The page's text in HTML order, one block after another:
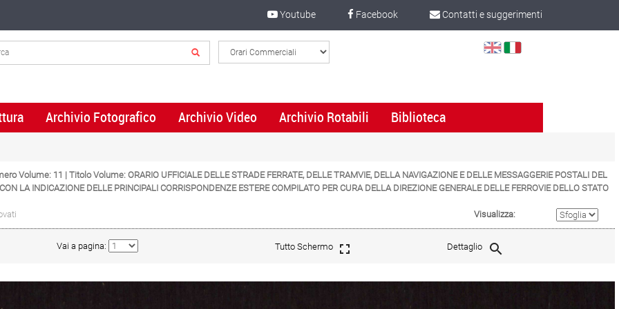
Contatti e suggerimenti
Facebook
Youtube
Select
Archivio Fotografico Archivio Video Archivio Rotabili Biblioteca
Volume: 11 | Titolo Volume: ORARIO UFFICIALE DELLE STRADE FERRATE, DELLE TRAMVIE, DELLA NAVIGAZIONE E DELLE MESSAGGERIE POSTALI DEL
LA INDICAZIONE DELLE PRINCIPALI CORRISPONDENZE ESTERE COMPILATO PER CURA DELLA DIREZIONE GENERALE DELLE FERROVIE DELLO STATO
Visualizza:
Vai a pagina: Tutto Schermo Dettaglio